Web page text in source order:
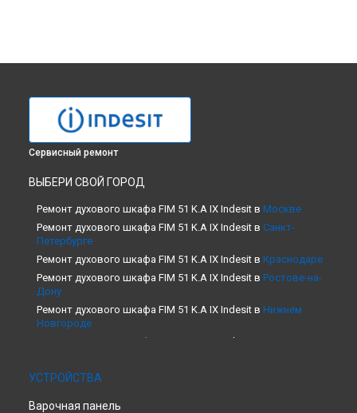
Сервисный ремонт
ВЫБЕРИ СВОЙ ГОРОД
Ремонт духового шкафа FIM 51 K.A IX Indesit в Москве
Ремонт духового шкафа FIM 51 K.A IX Indesit в Санкт-
Петербурге
Ремонт духового шкафа FIM 51 K.A IX Indesit в Краснодаре
Ремонт духового шкафа FIM 51 K.A IX Indesit в Ростове-на-
Дону
Ремонт духового шкафа FIM 51 K.A IX Indesit в Нижнем
Новгороде
Ремонт духового шкафа FIM 51 K.A IX Indesit в
Ремонт духового шкафа FIM 51 K.A IX Indesit в
Екатеринбурге
УСТРОЙСТВА
Варочная панель